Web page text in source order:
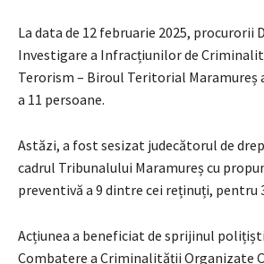
La data de 12 februarie 2025, procurorii
Investigare a Infracțiunilor de
Terorism – Biroul Teritorial Maramureș
a 11 persoane.
Astăzi, a fost sesizat judecătorul de
cadrul Tribunalului Maramureș cu
preventivă a 9 dintre cei reținuți, pentru
Acțiunea a beneficiat de sprijinul
Combatere a Criminalității Organizate